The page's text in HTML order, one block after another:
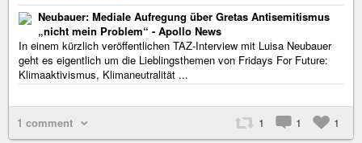
Neubauer: Mediale Aufregung über Gretas Antisemitismus
„nicht mein Problem“ - Apollo News
In einem kürzlich veröffentlichen TAZ-Interview mit Luisa Neubauer
geht es eigentlich um die Lieblingsthemen von Fridays For Future:
Klimaaktivismus, Klimaneutralität ...
1 comment 1 1 1